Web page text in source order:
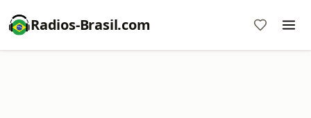
Radios-Brasil.com